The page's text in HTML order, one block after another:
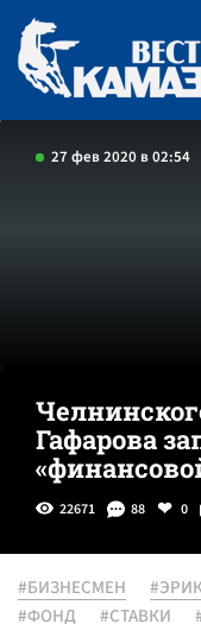
27 фев 2020 в 02:54
Гафарова
22671 88 0
#БИЗНЕСМЕН
#ФОНД
#СТАВКИ